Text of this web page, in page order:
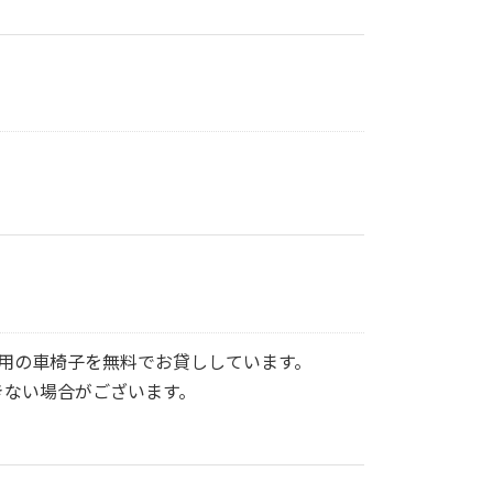
車椅子を無料でお貸ししています。
い場合がございます。